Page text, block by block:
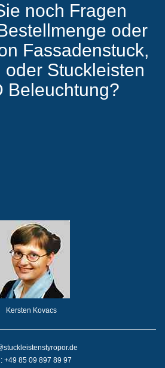
Produkte
noch Fragen
oder
Fassadenstuck,
oder Stuckleisten
Beleuchtung?
Kersten Kovacs
+49 85 09 897 89 97